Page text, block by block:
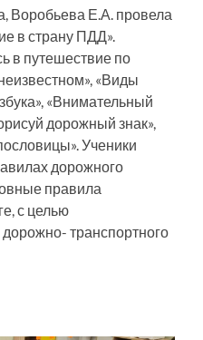
Воробьева Е.А. провела
в страну ПДД».
в путешествие по
«Виды
«Внимательный
дорожный знак»,
Ученики
дорожного
правила
с целью
транспортного